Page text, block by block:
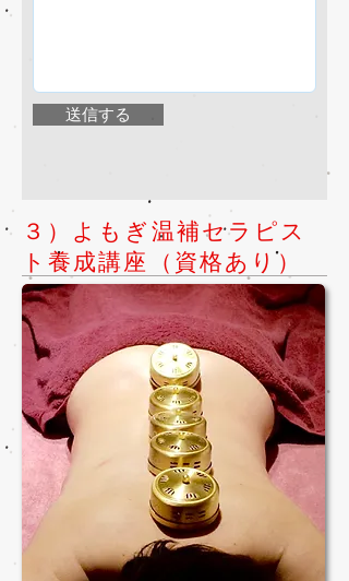
送信する
３）よもぎ温補セラピス
ト養成講座（資格あり）